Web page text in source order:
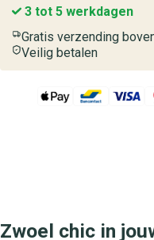
3 tot 5 werkdagen
Gratis verzending
Veilig betalen
Zwoel chic in